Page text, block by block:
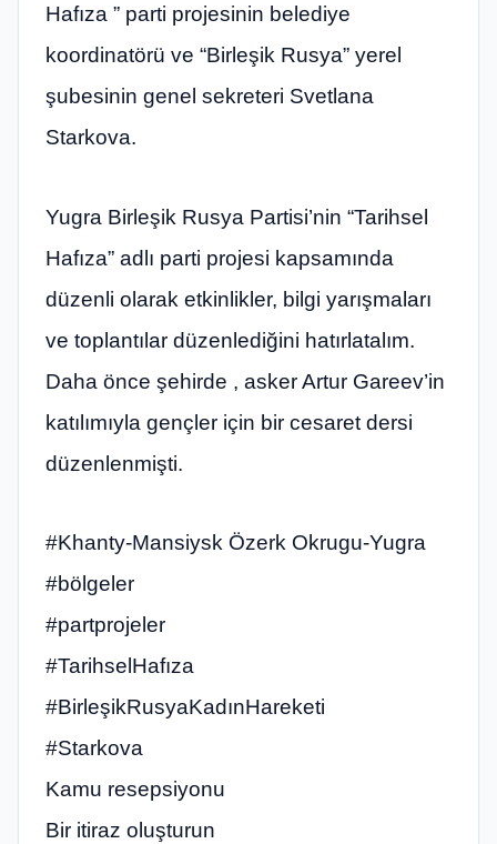
Hafıza ” parti projesinin belediye
koordinatörü ve “Birleşik Rusya” yerel
şubesinin genel sekreteri Svetlana
Starkova.
Yugra Birleşik Rusya Partisi’nin “Tarihsel
Hafıza” adlı parti projesi kapsamında
düzenli olarak etkinlikler, bilgi yarışmaları
ve toplantılar düzenlediğini hatırlatalım.
Daha önce şehirde , asker Artur Gareev’in
katılımıyla gençler için bir cesaret dersi
düzenlenmişti.
#Khanty-Mansiysk Özerk Okrugu-Yugra
#bölgeler
#partprojeler
#TarihselHafıza
#BirleşikRusyaKadınHareketi
#Starkova
Kamu resepsiyonu
Bir itiraz oluşturun